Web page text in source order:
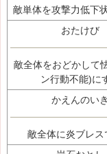
敵単体を攻撃力低下
おたけび
敵全体をおどかして
ン行動不能)に
かえんのいき
敵全体に炎ブレス